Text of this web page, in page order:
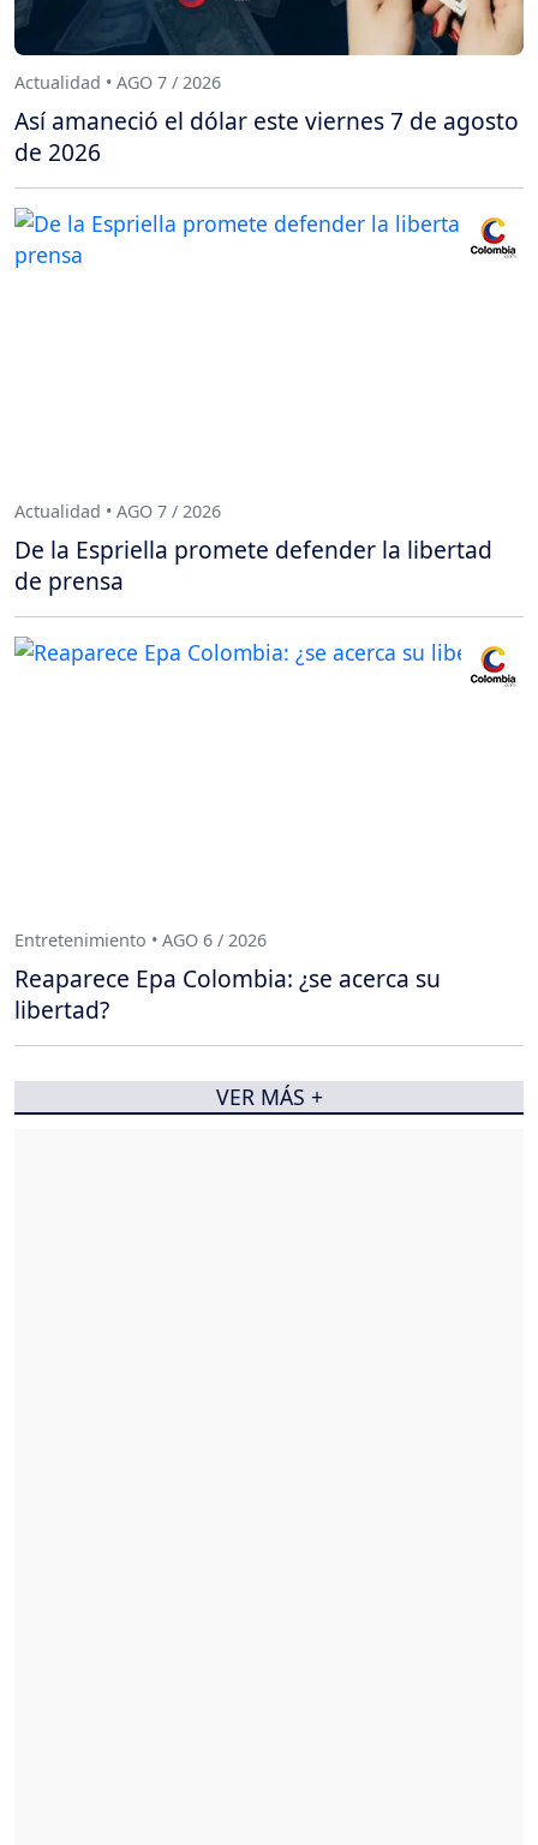
Actualidad • AGO 7 / 2026
Así amaneció el dólar este viernes 7 de agosto
de 2026
Actualidad • AGO 7 / 2026
De la Espriella promete defender la libertad
de prensa
Entretenimiento • AGO 6 / 2026
Reaparece Epa Colombia: ¿se acerca su
libertad?
VER MÁS +